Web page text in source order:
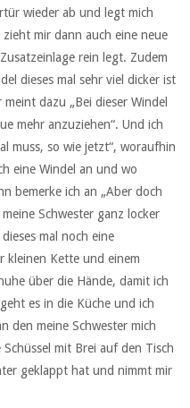
wieder ab und legt mich
mir dann auch eine neue
rein legt. Zudem
dieses mal sehr viel dicker ist
dazu „Bei dieser Windel
mehr anzuziehen“. Und ich
muss, so wie jetzt“, woraufhin
eine Windel an und wo
bemerke ich an „Aber doch
Schwester ganz locker
mal noch eine
kleinen Kette und einem
über die Hände, damit ich
es in die Küche und ich
den meine Schwester mich
mit Brei auf den Tisch
geklappt hat und nimmt mir